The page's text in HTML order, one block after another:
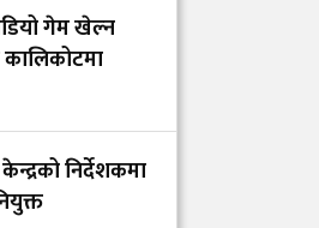
‘पब्लिक
अवार्ड
गेम खेल्न
निर्देशकमा